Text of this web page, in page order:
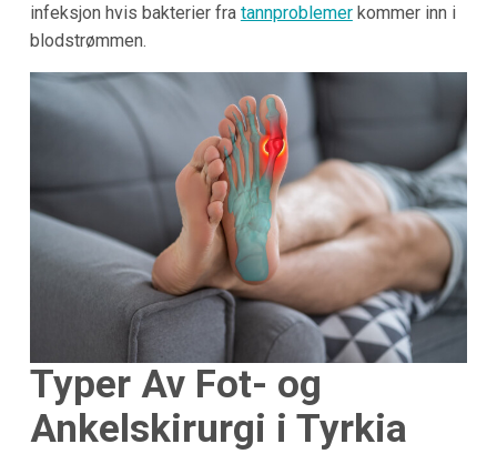
infeksjon hvis bakterier fra tannproblemerkommer inn i
blodstrømmen.
Typer Av Fot- og
Ankelskirurgi i Tyrkia